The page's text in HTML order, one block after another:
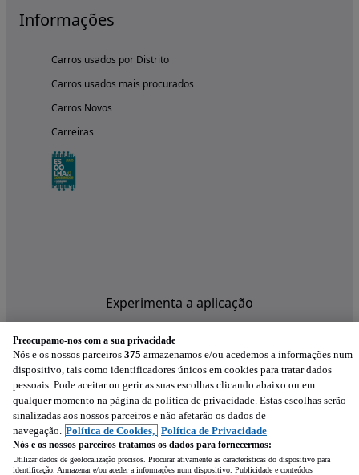
Informações
Carros usados por Distrito
Carros usados mais procurados
Carros Novos
Carreiras
Experimenta a aplicação
Preocupamo-nos com a sua privacidade
Nós e os nossos parceiros 375 armazenamos e/ou acedemos a informações num
dispositivo, tais como identificadores únicos em cookies para tratar dados
pessoais. Pode aceitar ou gerir as suas escolhas clicando abaixo ou em
qualquer momento na página da política de privacidade. Estas escolhas serão
sinalizadas aos nossos parceiros e não afetarão os dados de
navegação. Política de Cookies, Política de Privacidade
Nós e os nossos parceiros tratamos os dados para fornecermos:
Utilizar dados de geolocalização precisos. Procurar ativamente as características do dispositivo para
identificação. Armazenar e/ou aceder a informações num dispositivo. Publicidade e conteúdos